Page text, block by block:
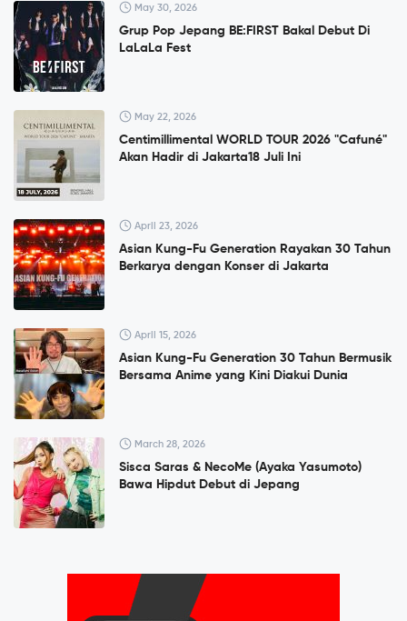
May 30, 2026
Grup Pop Jepang BE:FIRST Bakal Debut Di
LaLaLa Fest
May 22, 2026
Centimillimental WORLD TOUR 2026 "Cafuné"
Akan Hadir di Jakarta18 Juli Ini
April 23, 2026
Asian Kung-Fu Generation Rayakan 30 Tahun
Berkarya dengan Konser di Jakarta
April 15, 2026
Asian Kung-Fu Generation 30 Tahun Bermusik
Bersama Anime yang Kini Diakui Dunia
March 28, 2026
Sisca Saras & NecoMe (Ayaka Yasumoto)
Bawa Hipdut Debut di Jepang